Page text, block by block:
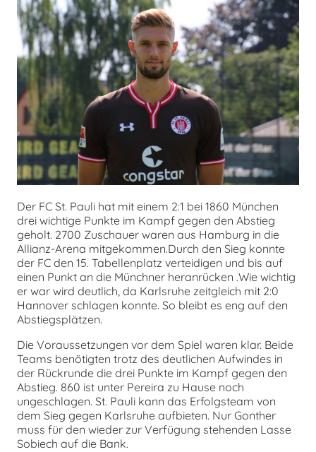
Der FC St. Pauli hat mit einem 2:1 bei 1860 München
drei wichtige Punkte im Kampf gegen den Abstieg
geholt. 2700 Zuschauer waren aus Hamburg in die
Allianz-Arena mitgekommen.Durch den Sieg konnte
der FC den 15. Tabellenplatz verteidigen und bis auf
einen Punkt an die Münchner heranrücken .Wie wichtig
er war wird deutlich, da Karlsruhe zeitgleich mit 2:0
Hannover schlagen konnte. So bleibt es eng auf den
Abstiegsplätzen.
Die Voraussetzungen vor dem Spiel waren klar. Beide
Teams benötigten trotz des deutlichen Aufwindes in
der Rückrunde die drei Punkte im Kampf gegen den
Abstieg. 860 ist unter Pereira zu Hause noch
ungeschlagen. St. Pauli kann das Erfolgsteam von
dem Sieg gegen Karlsruhe aufbieten. Nur Gonther
muss für den wieder zur Verfügung stehenden Lasse
Sobiech auf die Bank.